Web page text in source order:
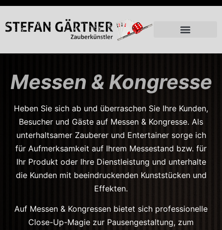
Messen & Kongresse
Heben Sie sich ab und überraschen Sie Ihre Kunden,
Besucher und Gäste auf Messen & Kongresse. Als
unterhaltsamer Zauberer und Entertainer sorge ich
für Aufmerksamkeit auf Ihrem Messestand bzw. für
Ihr Produkt oder Ihre Dienstleistung und unterhalte
die Kunden mit beeindruckenden Kunststücken und
Effekten.
Auf Messen & Kongressen bietet sich professionelle
Close-Up-Magie zur Pausengestaltung, zum